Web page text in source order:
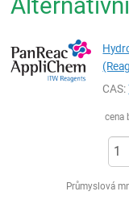
CAS:
cena
Průmyslová